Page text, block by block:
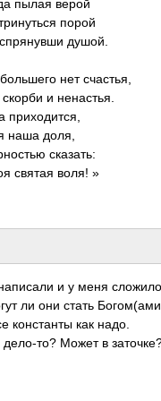
пылая верой
порой
душой.
нет счас­тья,
и нена­стья.
прих­одит­ся,
наша доля,
сказ­ать:
святая воля! »
и у меня
ли они стать Бого­м(ами)
конс­танты как надо.
то? Может в